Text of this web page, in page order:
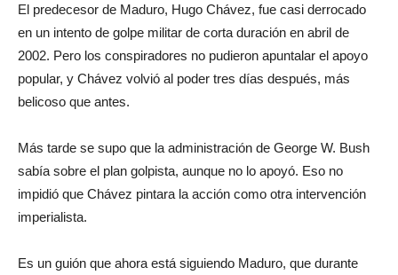
El predecesor de Maduro, Hugo Chávez, fue casi derrocado
en un intento de golpe militar de corta duración en abril de
2002. Pero los conspiradores no pudieron apuntalar el apoyo
popular, y Chávez volvió al poder tres días después, más
belicoso que antes.
Más tarde se supo que la administración de George W. Bush
sabía sobre el plan golpista, aunque no lo apoyó. Eso no
impidió que Chávez pintara la acción como otra intervención
imperialista.
Es un guión que ahora está siguiendo Maduro, que durante